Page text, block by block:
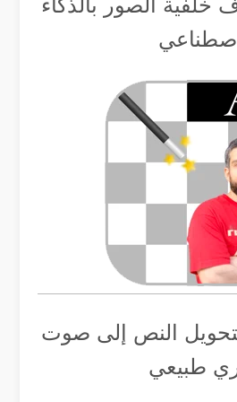
النص إلى صوت
طبيعي